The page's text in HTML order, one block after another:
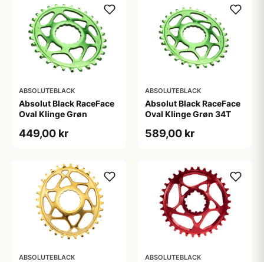
ABSOLUTEBLACK
Absolut Black RaceFace
Oval Klinge Grøn
449,00 kr
ABSOLUTEBLACK
Absolut Black RaceFace
Oval Klinge Grøn 34T
589,00 kr
ABSOLUTEBLACK ABSOLUTEBLACK